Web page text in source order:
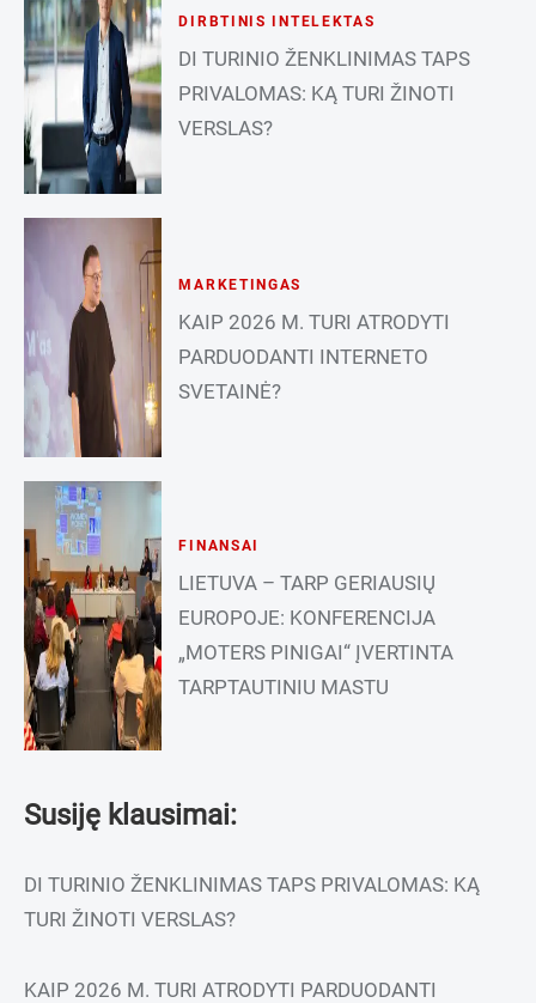
DIRBTINIS INTELEKTAS
DI TURINIO ŽENKLINIMAS TAPS
PRIVALOMAS: KĄ TURI ŽINOTI
VERSLAS?
MARKETINGAS
KAIP 2026 M. TURI ATRODYTI
PARDUODANTI INTERNETO
SVETAINĖ?
FINANSAI
LIETUVA – TARP GERIAUSIŲ
EUROPOJE: KONFERENCIJA
„MOTERS PINIGAI“ ĮVERTINTA
TARPTAUTINIU MASTU
Susiję klausimai:
DI TURINIO ŽENKLINIMAS TAPS PRIVALOMAS: KĄ
TURI ŽINOTI VERSLAS?
KAIP 2026 M. TURI ATRODYTI PARDUODANTI